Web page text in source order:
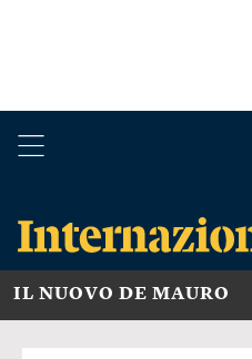
IL NUOVO DE MAURO